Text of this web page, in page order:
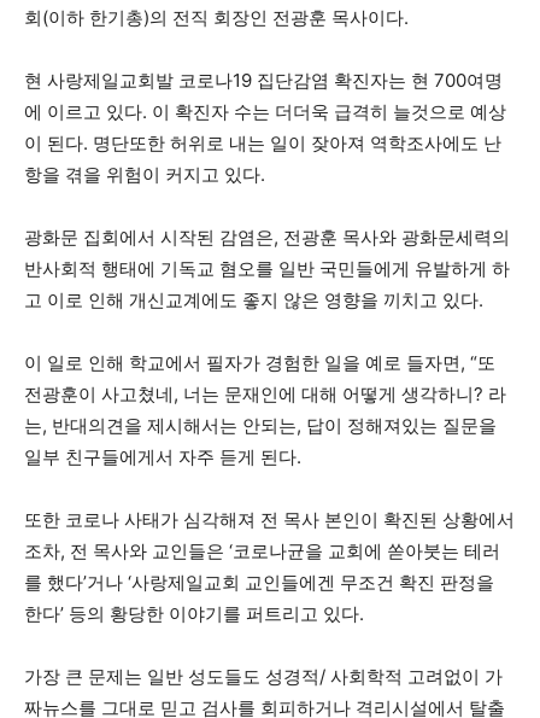
회(이하 한기총)의 전직 회장인 전광훈 목사이다.
현 사랑제일교회발 코로나19 집단감염 확진자는 현 700여명
에 이르고 있다. 이 확진자 수는 더더욱 급격히 늘것으로 예상
이 된다. 명단또한 허위로 내는 일이 잦아져 역학조사에도 난
항을 겪을 위험이 커지고 있다.
광화문 집회에서 시작된 감염은, 전광훈 목사와 광화문세력의
반사회적 행태에 기독교 혐오를 일반 국민들에게 유발하게 하
고 이로 인해 개신교계에도 좋지 않은 영향을 끼치고 있다.
이 일로 인해 학교에서 필자가 경험한 일을 예로 들자면, “또
전광훈이 사고쳤네, 너는 문재인에 대해 어떻게 생각하니? 라
는, 반대의견을 제시해서는 안되는, 답이 정해져있는 질문을
일부 친구들에게서 자주 듣게 된다.
또한 코로나 사태가 심각해져 전 목사 본인이 확진된 상황에서
조차, 전 목사와 교인들은 ‘코로나균을 교회에 쏟아붓는 테러
를 했다’거나 ‘사랑제일교회 교인들에겐 무조건 확진 판정을
한다’ 등의 황당한 이야기를 퍼트리고 있다.
가장 큰 문제는 일반 성도들도 성경적/ 사회학적 고려없이 가
짜뉴스를 그대로 믿고 검사를 회피하거나 격리시설에서 탈출